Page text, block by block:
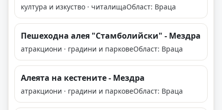
култура и изкуство · читалищаОбласт: Враца
Пешеходна алея "Стамболийски" - Мездра
атракциони · градини и парковеОбласт: Враца
Алеята на кестените - Мездра
атракциони · градини и парковеОбласт: Враца